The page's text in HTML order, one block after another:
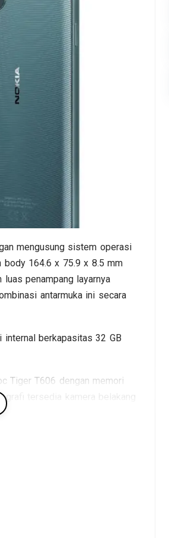
mengusung sistem operasi
body 164.6 x 75.9 x 8.5 mm
penampang layarnya
antarmuka ini secara
internal berkapasitas 32 GB
Tiger T606 dengan memori
tersedia kamera belakang
mengusung Li-